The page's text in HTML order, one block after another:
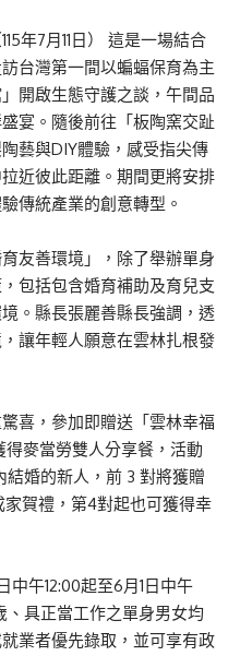
年7月11日） 這是一場結合
台灣第一間以蝙蝠保育為主
開啟生態守護之談，午間品
宴。隨後前往「板陶窯交趾
藝與DIY體驗，感受指尖傳
近彼此距離。期間更將安排
傳統產業的創意轉型。
友善環境」，除了舉辦單身
包括包含婚育補助及育兒支
。縣長張麗善縣長強調，透
讓年輕人願意在雲林扎根發
喜，參加即贈送「雲林幸福
麥當勞雙人分享餐，活動
婚的新人，前 3 對將獲贈
家賀禮，第4對起也可獲得幸
中午12:00起至6月1日中午
、具正當工作之單身男女均
業者優先錄取，並可享有政